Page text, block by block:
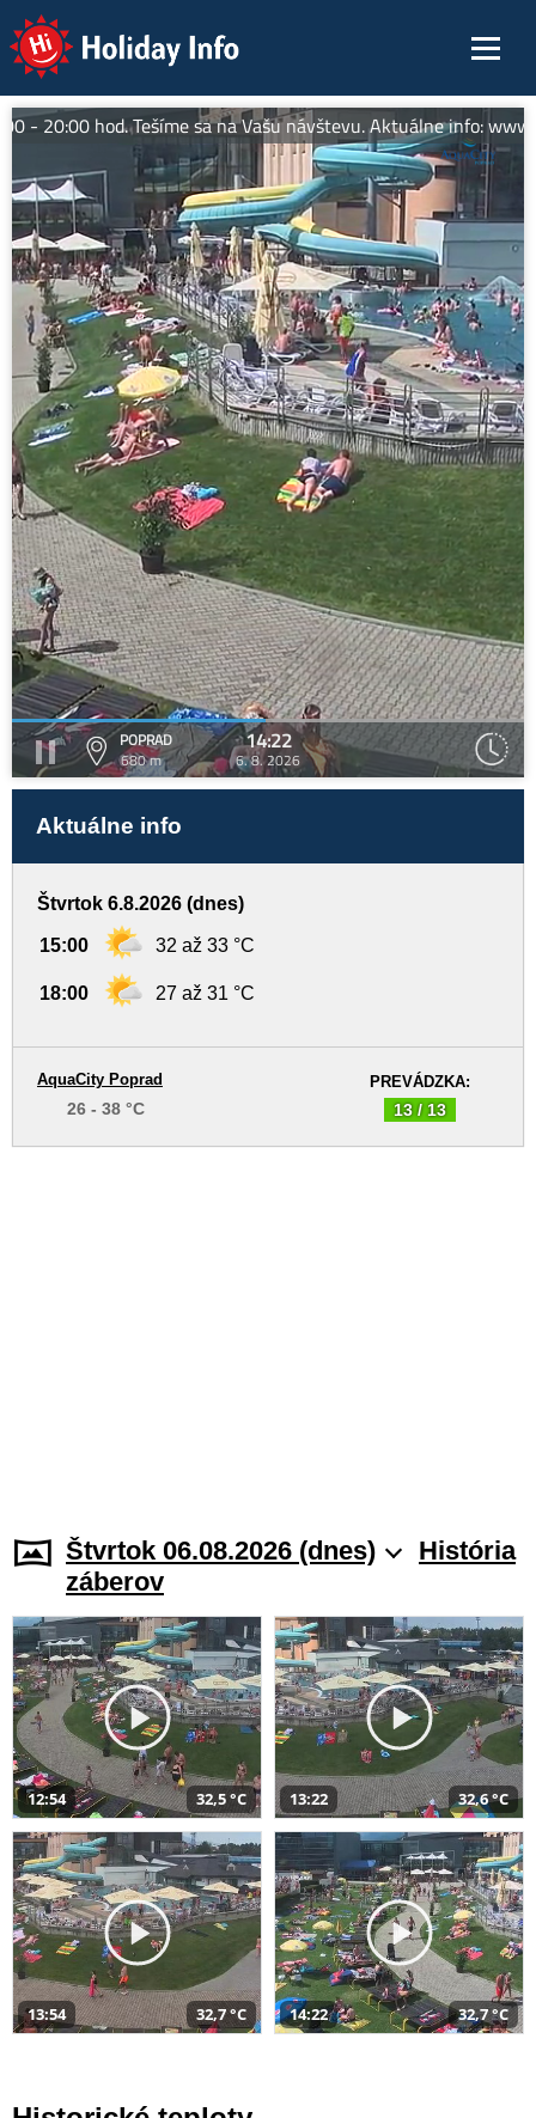
Holiday Info
20:00 hod. Tešíme sa na Vašu návštevu. Aktuálne info:
POPRAD
680 m
14:22
6. 8. 2026
Aktuálne info
Štvrtok 6.8.2026 (dnes)
15:00 32 až 33 °C
18:00 27 až 31 °C
PREVÁDZKA:
13 / 13
AquaCity Poprad
26 - 38 °C
Štvrtok 06.08.2026 (dnes)
História
záberov
12:54 32,5 °C 13:22 32,6 °C
13:54 32,7 °C 14:22 32,7 °C